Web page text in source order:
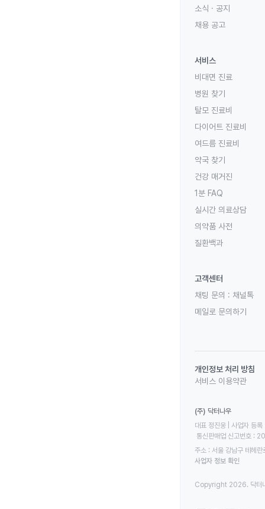
소식 · 공지
채용 공고
서비스
비대면 진료
병원 찾기
탈모 진료비
다이어트 진료비
여드름 진료비
약국 찾기
건강 매거진
1분 FAQ
실시간 의료상담
의약품 사전
질환백과
고객센터
채팅 문의 : 채널톡
메일로 문의하기
개인정보 처리 방침
서비스 이용약관
(주) 닥터나우
대표 정진웅 | 사업자
통신판매업 신고번호
주소 : 서울 강남구 테헤
사업자 정보 확인
Copyright 2026. 닥터